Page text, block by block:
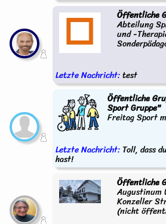
Öffentliche
Abteilung
und -
Letzte Nachricht:test
Öffentliche
Sport Gruppe"
Freitag Sport
Letzte Nachricht: Toll, dass
hast!
Öffentliche
Augustinum
Konzeller
(nicht